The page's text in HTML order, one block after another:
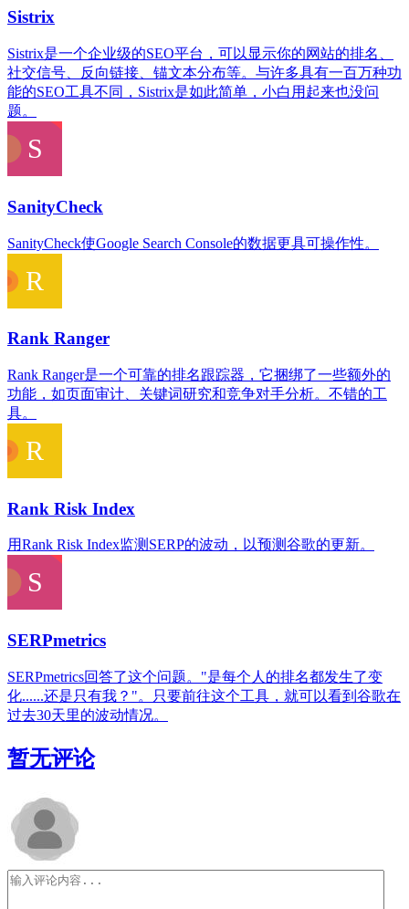
Sistrix
Sistrix是一个企业级的SEO平台，可以显示你的网站的排名、
社交信号、反向链接、锚文本分布等。与许多具有一百万种功
能的SEO工具不同，Sistrix是如此简单，小白用起来也没问
题。
SanityCheck
SanityCheck使Google Search Console的数据更具可操作性。
Rank Ranger
Rank Ranger是一个可靠的排名跟踪器，它捆绑了一些额外的
功能，如页面审计、关键词研究和竞争对手分析。不错的工
具。
Rank Risk Index
用Rank Risk Index监测SERP的波动，以预测谷歌的更新。
SERPmetrics
SERPmetrics回答了这个问题。"是每个人的排名都发生了变
化......还是只有我？"。只要前往这个工具，就可以看到谷歌在
过去30天里的波动情况。
暂无评论